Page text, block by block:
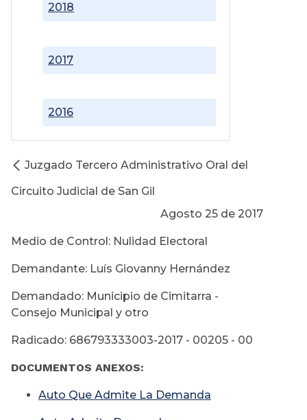
2016
2017
2018
Juzgado Tercero Administrativo Oral del
Circuito Judicial de San Gil
Agosto 25 de 2017
Medio de Control: Nulidad Electoral
Demandante: Luís Giovanny Hernández
Demandado: Municipio de Cimitarra -
Consejo Municipal y otro
Radicado: 686793333003-2017 - 00205 - 00
DOCUMENTOS ANEXOS:
Auto Que Admite La Demanda